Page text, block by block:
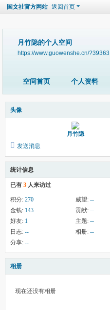
国文社官方网站 返回首页
月竹隐的个人空间
https://www.guowenshe.cn/?39363
空间首页 个人资料
头像
月竹隐
发送消息
统计信息
已有 3 人来访过
积分: 270 威望: --
金钱: 143 贡献: --
好友: 1 主题: --
日志: -- 相册: --
分享: --
相册
现在还没有相册